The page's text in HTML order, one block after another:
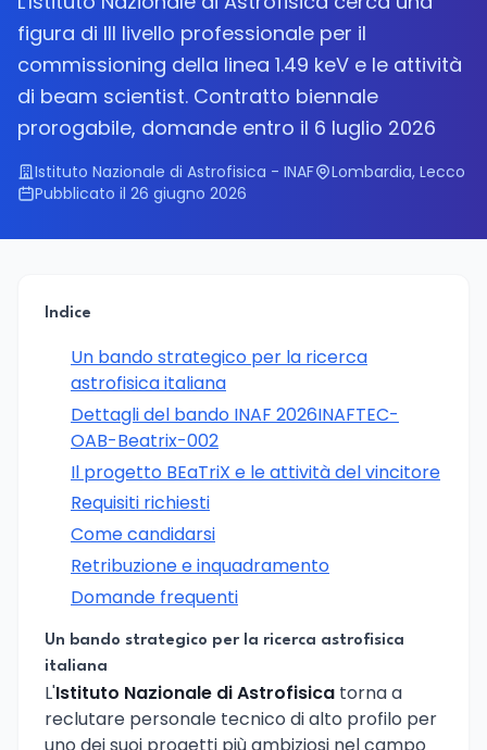
figura di III livello professionale per il
commissioning della linea 1.49 keV e le attività
di beam scientist. Contratto biennale
prorogabile, domande entro il 6 luglio 2026
Istituto Nazionale di Astrofisica - INAF
Lombardia, Lecco
Pubblicato il 26 giugno 2026
Indice
Un bando strategico per la ricerca
astrofisica italiana
Dettagli del bando INAF 2026INAFTEC-
OAB-Beatrix-002
Il progetto BEaTriX e le attività del vincitore
Requisiti richiesti
Come candidarsi
Retribuzione e inquadramento
Domande frequenti
Un bando strategico per la ricerca astrofisica
italiana
L'Istituto Nazionale di Astrofisica torna a
reclutare personale tecnico di alto profilo per
uno dei suoi progetti più ambiziosi nel campo